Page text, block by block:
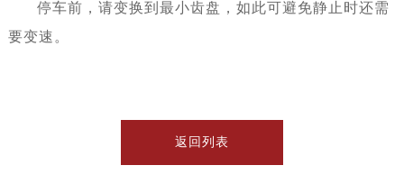
停车前，请变换到最小齿盘，如此可避免静止时还需
要变速。
返回列表